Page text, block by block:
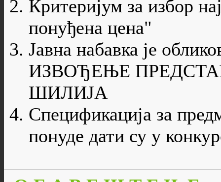
Критеријум за избор
понуђена цена"
Јавна набавка је
ИЗВОЂЕЊЕ
ШИЛИЈА
Спецификација за
понуде дати су у